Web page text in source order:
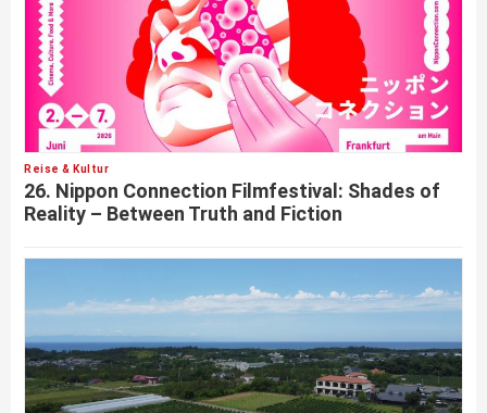
Reise & Kultur
26. Nippon Connection Filmfestival: Shades of
Reality – Between Truth and Fiction